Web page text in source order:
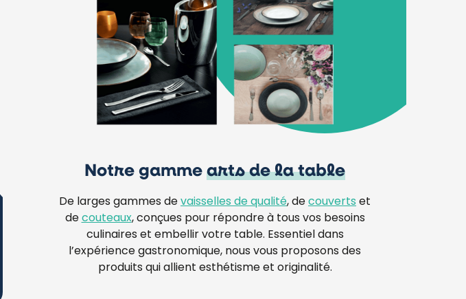
Notre gamme arts de la table
De larges gammes de vaisselles de qualité, de couverts et
de couteaux, conçues pour répondre à tous vos besoins
culinaires et embellir votre table. Essentiel dans
l’expérience gastronomique, nous vous proposons des
produits qui allient esthétisme et originalité.